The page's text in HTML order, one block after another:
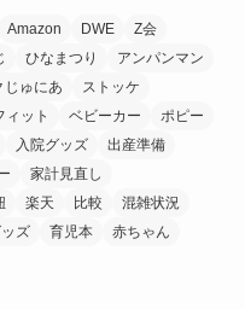
Amazon DWE
Z会
ひなまつり
アンパンマン
じゅにあ
ストッケ
ィット ベビーカー
ポピー
入院グッズ
出産準備
家計見直し
楽天 比較
混雑状況
ズ 育児本
赤ちゃん